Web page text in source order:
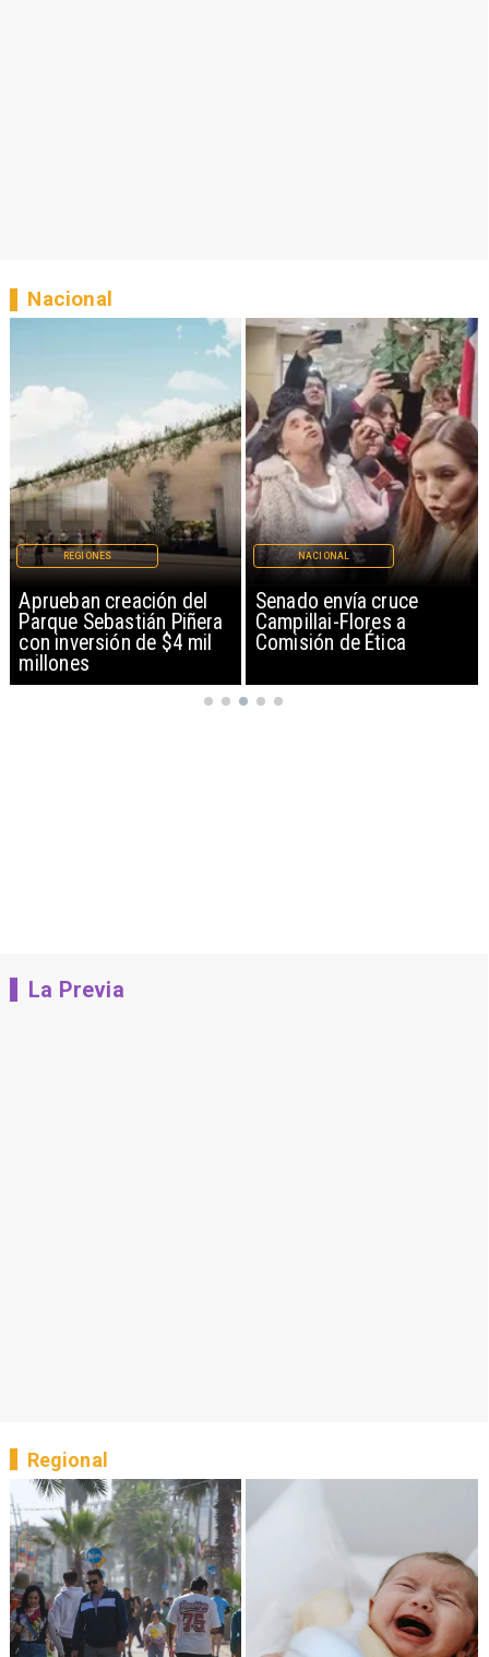
Aprueban creación del
Parque Sebastián Piñera
con inversión de $4 mil
millones
REGIONES
Senado envía cruce
Campillai-Flores a
Comisión de Ética
NACIONAL
Nacional
La Previa
Regional